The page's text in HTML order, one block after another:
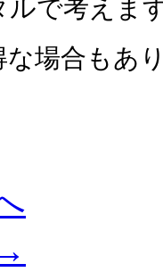
ルで考えま
場合もあ